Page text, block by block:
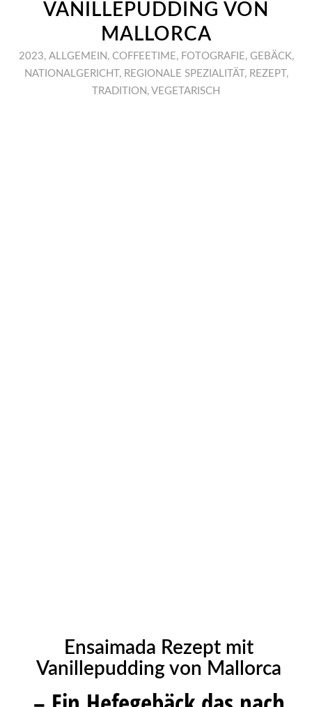
VANILLEPUDDING VON
MALLORCA
2023, ALLGEMEIN , COFFEETIME, FOTOGRAFIE, GEBÄCK,
NATIONALGERICHT , REGIONALE SPEZIALITÄT , REZEPT ,
TRADITION , VEGETARISCH
Ensaimada Rezept mit
Vanillepudding von Mallorca